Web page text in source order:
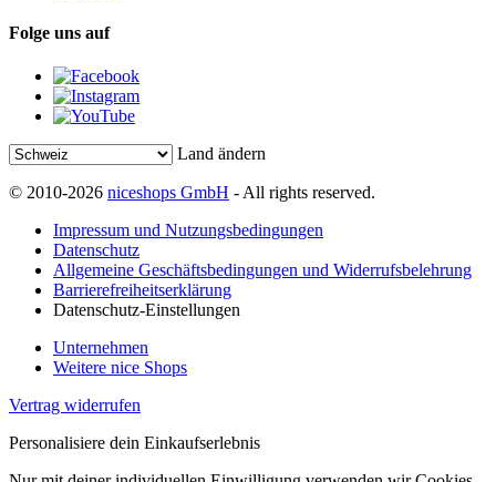
Folge uns auf
Land ändern
© 2010-2026 niceshops GmbH - All rights reserved.
Impressum und Nutzungsbedingungen
Datenschutz
Allgemeine Geschäftsbedingungen und Widerrufsbelehrung
Barrierefreiheitserklärung
Datenschutz-Einstellungen
Unternehmen
Weitere nice Shops
Vertrag widerrufen
Personalisiere dein Einkaufserlebnis